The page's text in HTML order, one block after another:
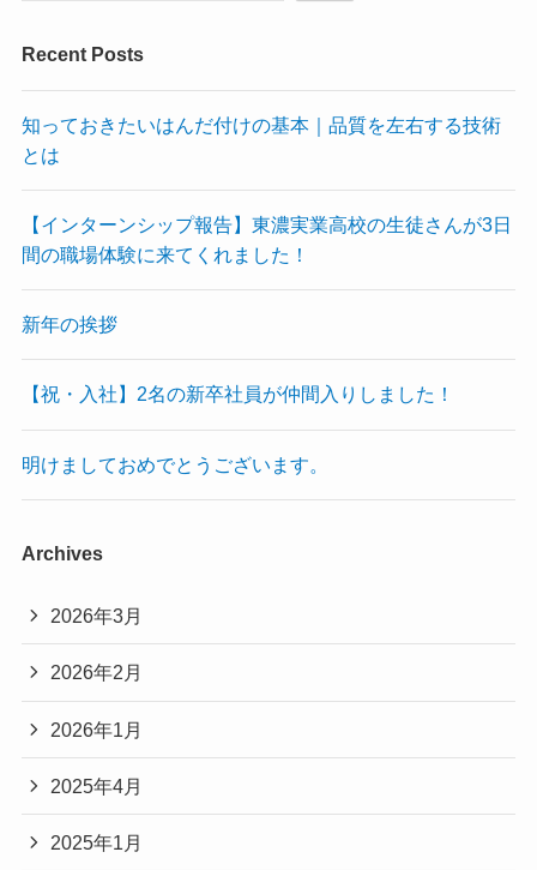
Recent Posts
知っておきたいはんだ付けの基本｜品質を左右する技術
とは
【インターンシップ報告】東濃実業高校の生徒さんが3日
間の職場体験に来てくれました！
新年の挨拶
【祝・入社】2名の新卒社員が仲間入りしました！
明けましておめでとうございます。
Archives
2026年3月
2026年2月
2026年1月
2025年4月
2025年1月